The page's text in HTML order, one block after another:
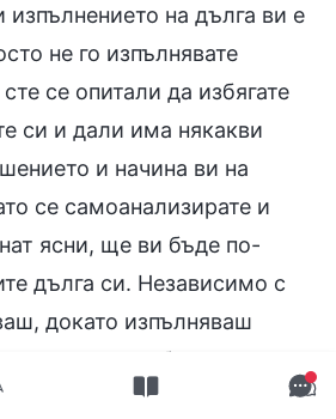
изпълнението на дълга ви е
не го изпълнявате
се опитали да избягате
си и дали има някакви
и начина ви на
се самоанализирате и
ясни, ще ви бъде по-
дълга си. Независимо с
докато изпълняваш
и слабост или с
след като са те кастрили —